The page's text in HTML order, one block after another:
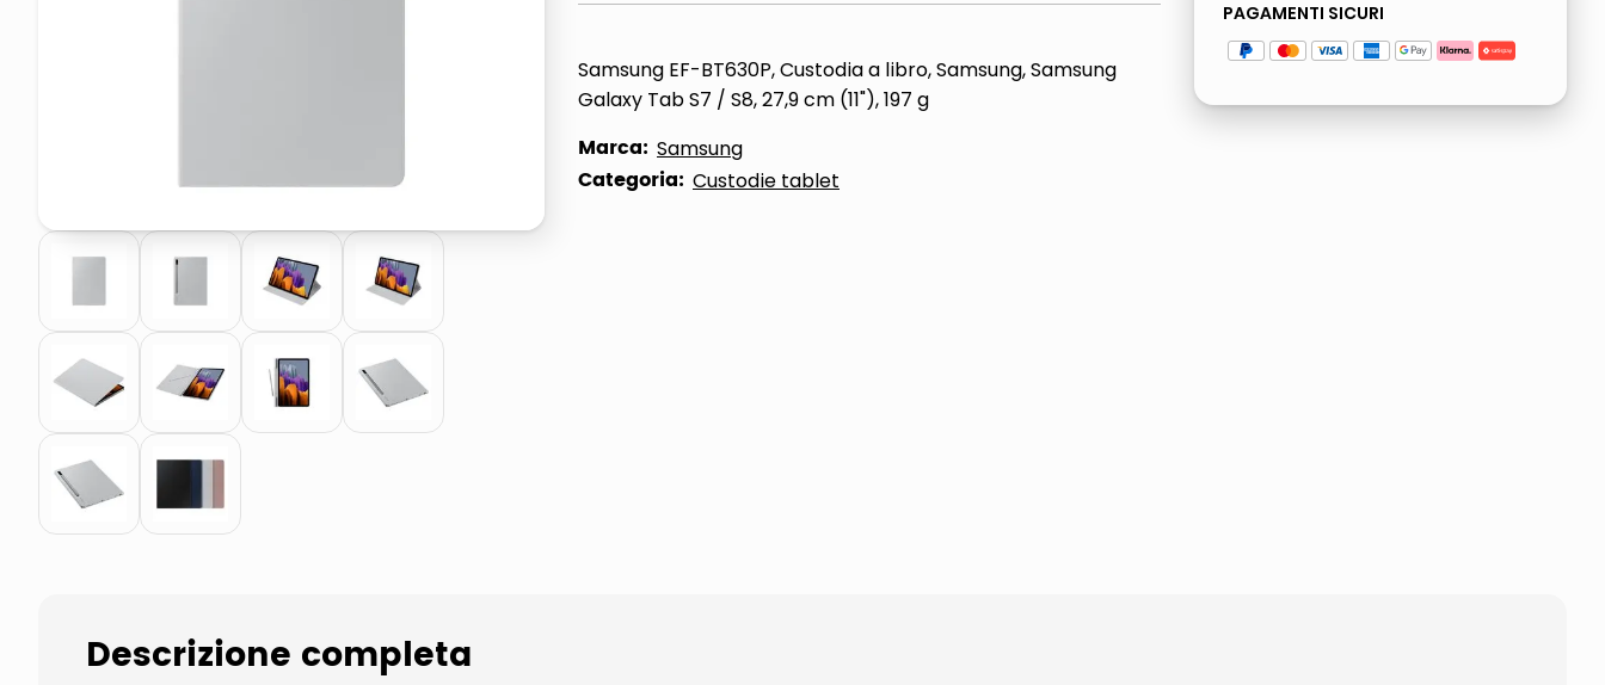
Samsung EF-BT630P, Custodia a libro, Samsung, Samsung
Galaxy Tab S7 / S8, 27,9 cm (11"), 197 g
Marca: Samsung
Categoria: Custodie tablet
PAGAMENTI SICURI
Descrizione completa